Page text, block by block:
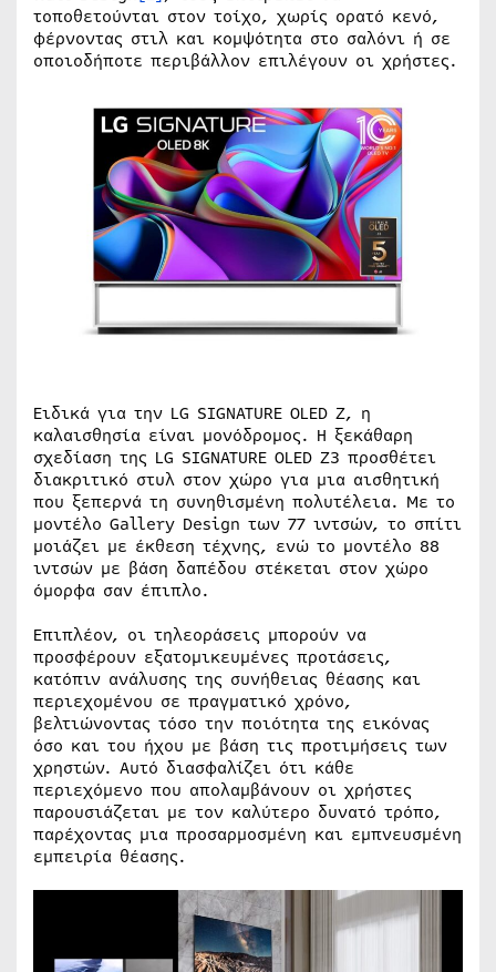
τοποθετούνται στον τοίχο, χωρίς ορατό κενό,
φέρνοντας στιλ και κομψότητα στο σαλόνι ή σε
οποιοδήποτε περιβάλλον επιλέγουν οι χρήστες.
Ειδικά για την LG SIGNATURE OLED Z, η
καλαισθησία είναι μονόδρομος. Η ξεκάθαρη
σχεδίαση της LG SIGNATURE OLED Z3 προσθέτει
διακριτικό στυλ στον χώρο για μια αισθητική
που ξεπερνά τη συνηθισμένη πολυτέλεια. Με το
μοντέλο Gallery Design των 77 ιντσών, το σπίτι
μοιάζει με έκθεση τέχνης, ενώ το μοντέλο 88
ιντσών με βάση δαπέδου στέκεται στον χώρο
όμορφα σαν έπιπλο.
Επιπλέον, οι τηλεοράσεις μπορούν να
προσφέρουν εξατομικευμένες προτάσεις,
κατόπιν ανάλυσης της συνήθειας θέασης και
περιεχομένου σε πραγματικό χρόνο,
βελτιώνοντας τόσο την ποιότητα της εικόνας
όσο και του ήχου με βάση τις προτιμήσεις των
χρηστών. Αυτό διασφαλίζει ότι κάθε
περιεχόμενο που απολαμβάνουν οι χρήστες
παρουσιάζεται με τον καλύτερο δυνατό τρόπο,
παρέχοντας μια προσαρμοσμένη και εμπνευσμένη
εμπειρία θέασης.